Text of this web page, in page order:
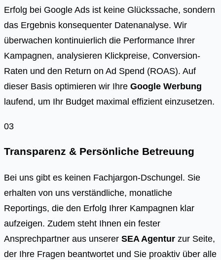
Erfolg bei Google Ads ist keine Glückssache, sondern
das Ergebnis konsequenter Datenanalyse. Wir
überwachen kontinuierlich die Performance Ihrer
Kampagnen, analysieren Klickpreise, Conversion-
Raten und den Return on Ad Spend (ROAS). Auf
dieser Basis optimieren wir Ihre Google Werbung
laufend, um Ihr Budget maximal effizient einzusetzen.
03
Transparenz & Persönliche Betreuung
Bei uns gibt es keinen Fachjargon-Dschungel. Sie
erhalten von uns verständliche, monatliche
Reportings, die den Erfolg Ihrer Kampagnen klar
aufzeigen. Zudem steht Ihnen ein fester
Ansprechpartner aus unserer SEA Agentur zur Seite,
der Ihre Fragen beantwortet und Sie proaktiv über alle